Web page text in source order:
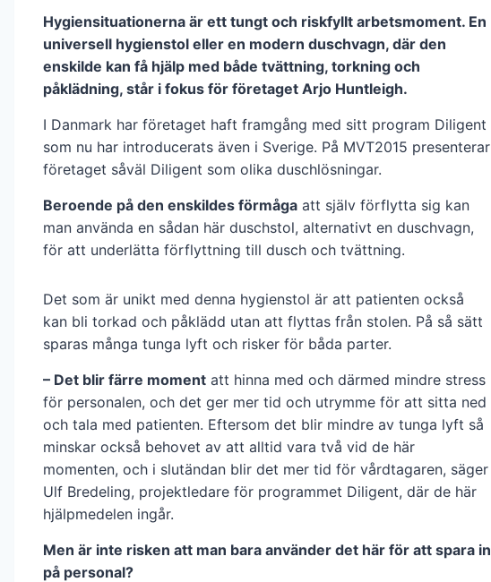
Hygiensituationerna är ett tungt och riskfyllt arbetsmoment. En
universell hygienstol eller en modern duschvagn, där den
enskilde kan få hjälp med både tvättning, torkning och
påklädning, står i fokus för företaget Arjo Huntleigh.
I Danmark har företaget haft framgång med sitt program Diligent
som nu har introducerats även i Sverige. På MVT2015 presenterar
företaget såväl Diligent som olika duschlösningar.
Beroende på den enskildes förmåga att själv förflytta sig kan
man använda en sådan här duschstol, alternativt en duschvagn,
för att underlätta förflyttning till dusch och tvättning.
Det som är unikt med denna hygienstol är att patienten också
kan bli torkad och påklädd utan att flyttas från stolen. På så sätt
sparas många tunga lyft och risker för båda parter.
– Det blir färre moment att hinna med och därmed mindre stress
för personalen, och det ger mer tid och utrymme för att sitta ned
och tala med patienten. Eftersom det blir mindre av tunga lyft så
minskar också behovet av att alltid vara två vid de här
momenten, och i slutändan blir det mer tid för vårdtagaren, säger
Ulf Bredeling, projektledare för programmet Diligent, där de här
hjälpmedelen ingår.
Men är inte risken att man bara använder det här för att spara in
på personal?